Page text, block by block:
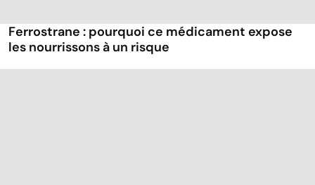
Ferrostrane : pourquoi ce médicament expose
les nourrissons à un risque